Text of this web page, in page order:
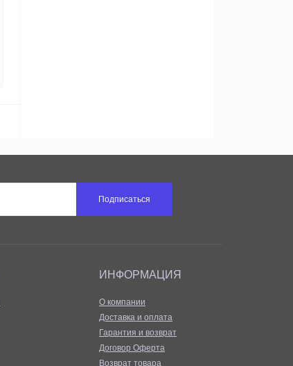
Подписаться
ИНФОРМАЦИЯ
О компании
Доставка и оплата
Гарантия и возврат
Договор Оферта
Возврат товара